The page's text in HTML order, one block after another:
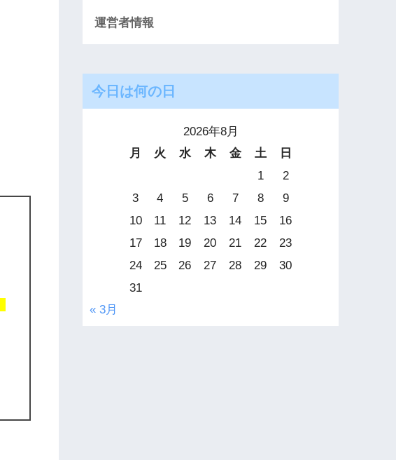
運営者情報
今日は何の日
2026年8月
月
火 水 木 金 土
日
1
2
3
4 5 6 7 8
9
10
11 12 13 14 15
16
17
18 19 20 21 22
23
24
25 26 27 28 29
30
31
« 3月